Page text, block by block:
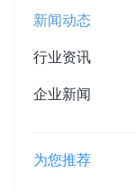
新闻动态
行业资讯
企业新闻
为您推荐